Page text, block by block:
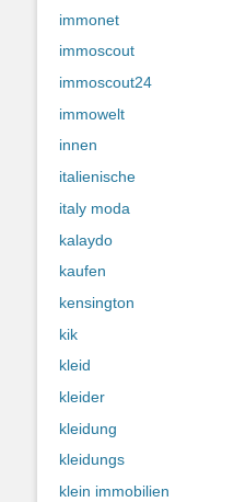
immonet
immoscout
immoscout24
immowelt
innen
italienische
italy moda
kalaydo
kaufen
kensington
kik
kleid
kleider
kleidung
kleidungs
klein immobilien